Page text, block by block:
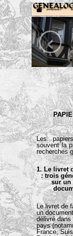
APPRENDRE ▾
‹
Les
souvent la
recherches
1. Le livret
: trois
sur un
Le livret de
un
délivré dans
pays
France,